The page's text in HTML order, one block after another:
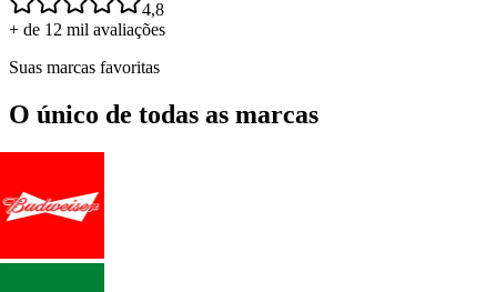
4,8
+ de 12 mil avaliações
Suas marcas favoritas
O único de todas as marcas